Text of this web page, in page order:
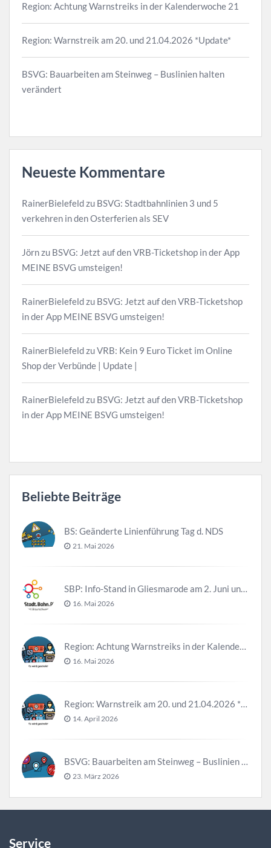
Region: Achtung Warnstreiks in der Kalenderwoche 21
Region: Warnstreik am 20. und 21.04.2026 *Update*
BSVG: Bauarbeiten am Steinweg – Buslinien halten
verändert
Neueste Kommentare
RainerBielefeldzu BSVG: Stadtbahnlinien 3 und 5
verkehren in den Osterferien als SEV
Jörnzu BSVG: Jetzt auf den VRB-Ticketshop in der App
MEINE BSVG umsteigen!
RainerBielefeldzu BSVG: Jetzt auf den VRB-Ticketshop
in der App MEINE BSVG umsteigen!
RainerBielefeldzuVRB: Kein 9 Euro Ticket im Online
Shop der Verbünde | Update |
RainerBielefeldzu BSVG: Jetzt auf den VRB-Ticketshop
in der App MEINE BSVG umsteigen!
Beliebte Beiträge
BS: Geänderte Linienführung Tag d. NDS
21. Mai 2026
SBP: Info-Stand in Gliesmarode am 2. Juni und 23. Juni
16. Mai 2026
Region: Achtung Warnstreiks in der Kalenderwoche 21
16. Mai 2026
Region: Warnstreik am 20. und 21.04.2026 *Update*
14. April 2026
BSVG: Bauarbeiten am Steinweg – Buslinien halten verändert
23. März 2026
Service